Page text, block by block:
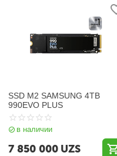
SSD M2 SAMSUNG 4TB
990EVO PLUS
в наличии
7 850 000 UZS